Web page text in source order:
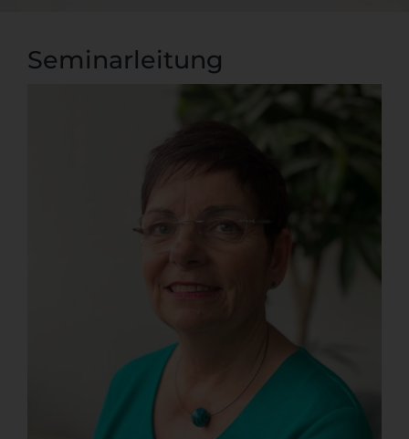
Seminarleitung